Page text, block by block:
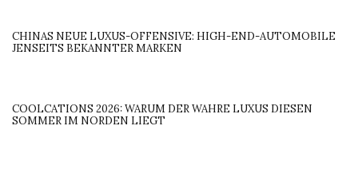
CHINAS NEUE LUXUS-OFFENSIVE: HIGH-END-AUTOMOBILE
JENSEITS BEKANNTER MARKEN
COOLCATIONS 2026: WARUM DER WAHRE LUXUS DIESEN
SOMMER IM NORDEN LIEGT